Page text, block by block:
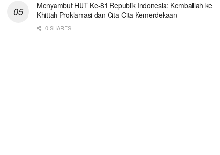
Menyambut HUT Ke-81 Republik Indonesia: Kembalilah ke
Khittah Proklamasi dan Cita-Cita Kemerdekaan
0 SHARES